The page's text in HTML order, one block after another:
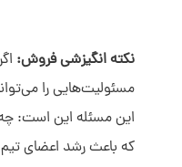
نکته انگیزشی فروش:
مسئولیت‌هایی را
این مسئله این است: چه‌
که باعث رشد اعضای